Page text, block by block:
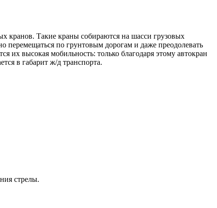
кранов. Такие краны собираются на шасси грузовых
перемещаться по грунтовым дорогам и даже преодолевать
их высокая мобильность: только благодаря этому автокран
в габарит ж/д транспорта.
стрелы.